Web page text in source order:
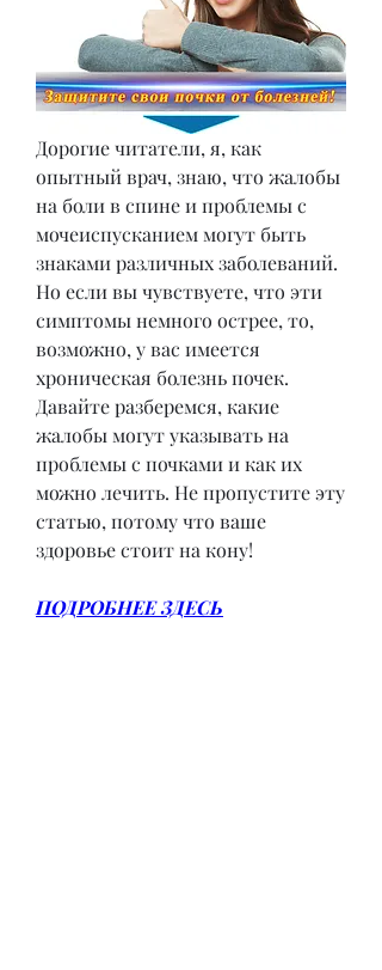
Дорогие читатели, я, как
опытный врач, знаю, что жалобы
на боли в спине и проблемы с
мочеиспусканием могут быть
знаками различных заболеваний.
Но если вы чувствуете, что эти
симптомы немного острее, то,
возможно, у вас имеется
хроническая болезнь почек.
Давайте разберемся, какие
жалобы могут указывать на
проблемы с почками и как их
можно лечить. Не пропустите эту
статью, потому что ваше
здоровье стоит на кону!
ПОДРОБНЕЕ ЗДЕСЬ